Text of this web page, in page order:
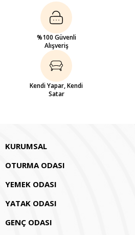
%100 Güvenli
Alışveriş
Kendi Yapar, Kendi
Satar
KURUMSAL
OTURMA ODASI
YEMEK ODASI
YATAK ODASI
GENÇ ODASI